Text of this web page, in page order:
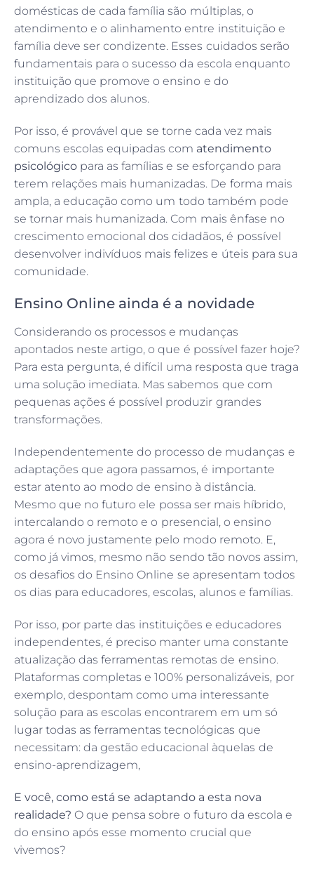
domésticas de cada família são múltiplas, o
atendimento e o alinhamento entre instituição e
família deve ser condizente. Esses cuidados serão
fundamentais para o sucesso da escola enquanto
instituição que promove o ensino e do
aprendizado dos alunos.
Por isso, é provável que se torne cada vez mais
comuns escolas equipadas com atendimento
psicológico para as famílias e se esforçando para
terem relações mais humanizadas. De forma mais
ampla, a educação como um todo também pode
se tornar mais humanizada. Com mais ênfase no
crescimento emocional dos cidadãos, é possível
desenvolver indivíduos mais felizes e úteis para sua
comunidade.
Ensino Online ainda é a novidade
Considerando os processos e mudanças
apontados neste artigo, o que é possível fazer hoje?
Para esta pergunta, é difícil uma resposta que traga
uma solução imediata. Mas sabemos que com
pequenas ações é possível produzir grandes
transformações.
Independentemente do processo de mudanças e
adaptações que agora passamos, é importante
estar atento ao modo de ensino à distância.
Mesmo que no futuro ele possa ser mais híbrido,
intercalando o remoto e o presencial, o ensino
agora é novo justamente pelo modo remoto. E,
como já vimos, mesmo não sendo tão novos assim,
os desafios do Ensino Online se apresentam todos
os dias para educadores, escolas, alunos e famílias.
Por isso, por parte das instituições e educadores
independentes, é preciso manter uma constante
atualização das ferramentas remotas de ensino.
Plataformas completas e 100% personalizáveis, por
exemplo, despontam como uma interessante
solução para as escolas encontrarem em um só
lugar todas as ferramentas tecnológicas que
necessitam: da gestão educacional àquelas de
ensino-aprendizagem,
E você, como está se adaptando a esta nova
realidade? O que pensa sobre o futuro da escola e
do ensino após esse momento crucial que
vivemos?